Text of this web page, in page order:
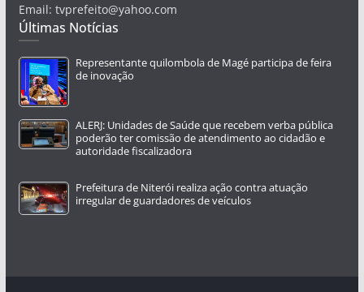
Email: tvprefeito@yahoo.com
Últimas Notícias
Representante quilombola de Magé participa de feira
de inovação
ALERJ: Unidades de Saúde que recebem verba pública
poderão ter comissão de atendimento ao cidadão e
autoridade fiscalizadora
Prefeitura de Niterói realiza ação contra atuação
irregular de guardadores de veículos